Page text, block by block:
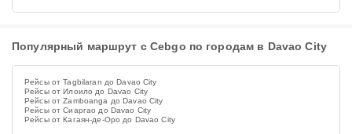
Популярный маршрут с Cebgo по городам в Davao City
Рейсы от Tagbilaran до Davao City
Рейсы от Илоило до Davao City
Рейсы от Zamboanga до Davao City
Рейсы от Сиаргао до Davao City
Рейсы от Кагаян-де-Оро до Davao City